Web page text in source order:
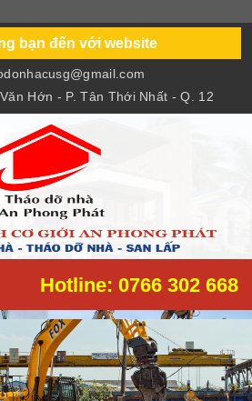
bạn đến với website
Hớn - P. Tân Thới Nhất - Q. 12
Hotline: 0766 302 668